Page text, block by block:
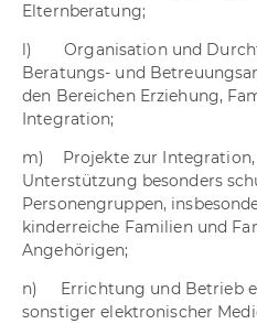
Elternberatung;
l) Organisation und
Beratungs- und
den Bereichen Erziehung,
Integration;
m) Projekte zur Integration,
Unterstützung besonders
Personengruppen,
kinderreiche Familien und
Angehörigen;
n) Errichtung und Betrieb
sonstiger elektronischer